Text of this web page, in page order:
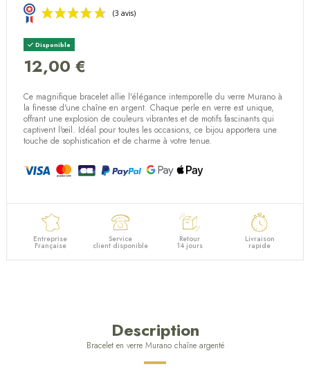
(3 avis)
Disponible
12,00 €
Ce magnifique bracelet allie l'élégance intemporelle du verre Murano à
la finesse d'une chaîne en argent. Chaque perle en verre est unique,
offrant une explosion de couleurs vibrantes et de motifs fascinants qui
captivent l'œil. Idéal pour toutes les occasions, ce bijou apportera une
touche de sophistication et de charme à votre tenue.
Entreprise
Française
Service
client disponible
Retour
14 jours
Livraison
rapide
Description
Bracelet en verre Murano chaîne argenté